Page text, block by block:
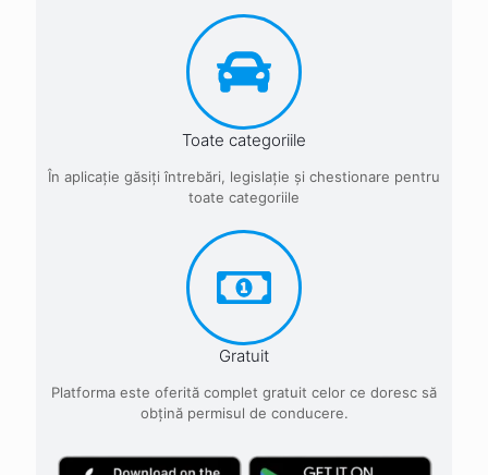
Toate categoriile
În aplicaţie găsiţi întrebări, legislaţie şi chestionare pentru
toate categoriile
Gratuit
Platforma este oferită complet gratuit celor ce doresc să
obţină permisul de conducere.